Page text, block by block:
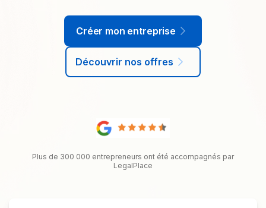
Créer mon entreprise
Découvrir nos offres
Plus de 300 000 entrepreneurs ont été accompagnés par
LegalPlace